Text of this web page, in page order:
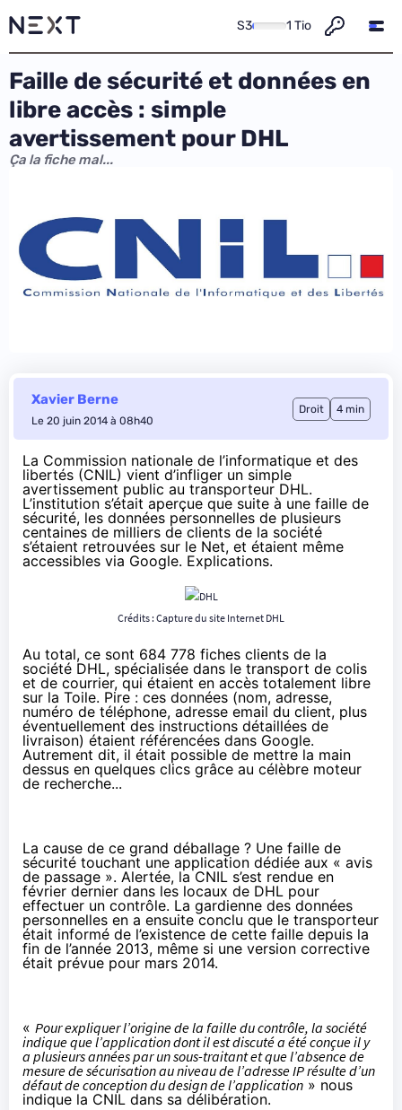
S3 1 Tio
Faille de sécurité et données en
libre accès : simple
avertissement pour DHL
Ça la fiche mal...
Xavier Berne
Le 20 juin 2014 à 08h40
Droit 4 min
La Commission nationale de l’informatique et des
libertés (CNIL) vient d’infliger un simple
avertissement public au transporteur DHL.
L’institution s’était aperçue que suite à une faille de
sécurité, les données personnelles de plusieurs
centaines de milliers de clients de la société
s’étaient retrouvées sur le Net, et étaient même
accessibles via Google. Explications.
Crédits : Capture du site Internet DHL
Au total, ce sont 684 778 fiches clients de la
société DHL, spécialisée dans le transport de colis
et de courrier, qui étaient en accès totalement libre
sur la Toile. Pire : ces données (nom, adresse,
numéro de téléphone, adresse email du client, plus
éventuellement des instructions détaillées de
livraison) étaient référencées dans Google.
Autrement dit, il était possible de mettre la main
dessus en quelques clics grâce au célèbre moteur
de recherche...
La cause de ce grand déballage ? Une faille de
sécurité touchant une application dédiée aux « avis
de passage ». Alertée, la CNIL s’est rendue en
février dernier dans les locaux de DHL pour
effectuer un contrôle. La gardienne des données
personnelles en a ensuite conclu que le transporteur
était informé de l’existence de cette faille depuis la
fin de l’année 2013, même si une version corrective
était prévue pour mars 2014.
« Pour expliquer l’origine de la faille du contrôle, la société
indique que l’application dont il est discuté a été conçue il y
a plusieurs années par un sous-traitant et que l’absence de
mesure de sécurisation au niveau de l’adresse IP résulte d’un
défaut de conception du design de l’application » nous
indique la CNIL dans sa délibération.